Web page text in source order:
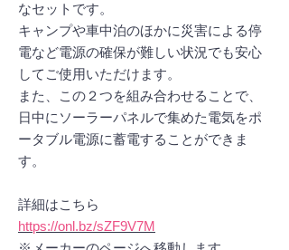
なセットです。
キャンプや車中泊のほかに災害による停
電など電源の確保が難しい状況でも安心
してご使用いただけます。
また、この２つを組み合わせることで、
日中にソーラーパネルで集めた電気をポ
ータブル電源に蓄電することができま
す。
詳細はこちら
https://onl.bz/sZF9V7M